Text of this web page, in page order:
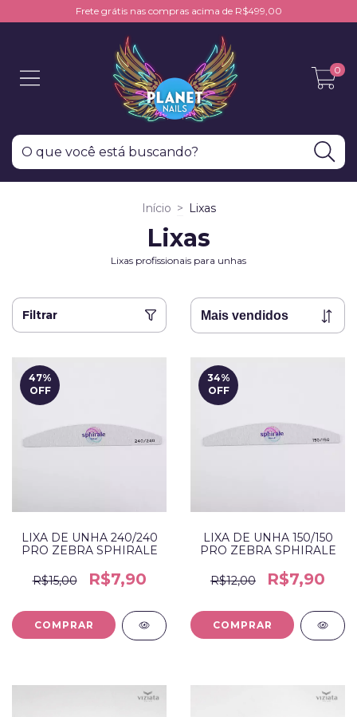
Frete grátis nas compras acima de R$499,00
0
Início > Lixas
Lixas
Lixas profissionais para unhas
Filtrar
47%
OFF
LIXA DE UNHA 240/240
PRO ZEBRA SPHIRALE
R$15,00 R$7,90
34%
OFF
LIXA DE UNHA 150/150
PRO ZEBRA SPHIRALE
R$12,00 R$7,90